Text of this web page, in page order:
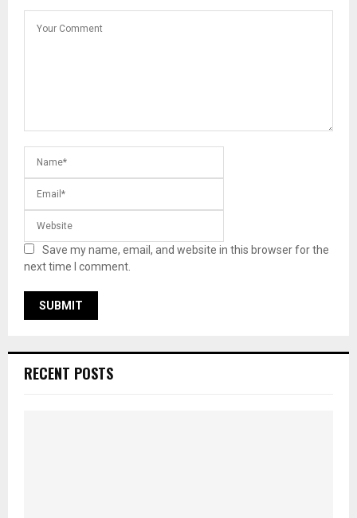
Save my name, email, and website in this browser for the
next time I comment.
RECENT POSTS